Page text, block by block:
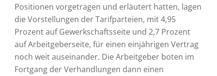
Positionen vorgetragen und erläutert hatten, lagen
die Vorstellungen der Tarifparteien, mit 4,95
Prozent auf Gewerkschaftsseite und 2,7 Prozent
auf Arbeitgeberseite, für einen einjährigen Vertrag
noch weit auseinander. Die Arbeitgeber boten im
Fortgang der Verhandlungen dann einen